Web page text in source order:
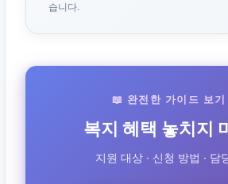
습니다.
📖 완전한 가이드 보기
복지 혜택 놓치지
지원 대상 · 신청 방법 · 담